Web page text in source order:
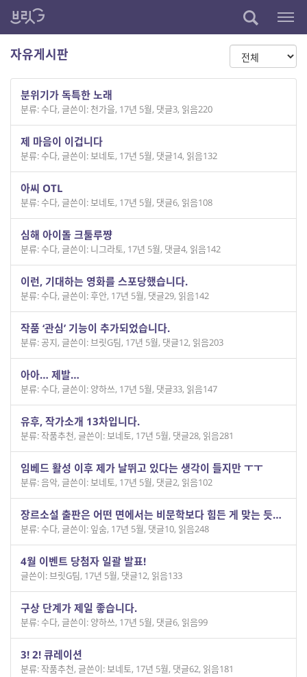
자유게시판
분위기가 독특한 노래
분류: 수다, 글쓴이: 천가을, 17년 5월, 댓글3, 읽음220
제 마음이 이겁니다
분류: 수다, 글쓴이: 보네토, 17년 5월, 댓글14, 읽음132
아씨 OTL
분류: 수다, 글쓴이: 보네토, 17년 5월, 댓글6, 읽음108
심해 아이돌 크툴루쨩
분류: 수다, 글쓴이: 니그라토, 17년 5월, 댓글4, 읽음142
이런, 기대하는 영화를 스포당했습니다.
분류: 수다, 글쓴이: 후안, 17년 5월, 댓글29, 읽음142
작품 ‘관심’ 기능이 추가되었습니다.
분류: 공지, 글쓴이: 브릿G팀, 17년 5월, 댓글12, 읽음203
아아… 제발…
분류: 수다, 글쓴이: 양하쓰, 17년 5월, 댓글33, 읽음147
유후, 작가소개 13차입니다.
분류: 작품추천, 글쓴이: 보네토, 17년 5월, 댓글28, 읽음281
임베드 활성 이후 제가 날뛰고 있다는 생각이 들지만 ㅜㅜ
분류: 음악, 글쓴이: 보네토, 17년 5월, 댓글2, 읽음102
장르소설 출판은 어떤 면에서는 비문학보다 힘든 게 맞는 듯…
분류: 수다, 글쓴이: 잎숨, 17년 5월, 댓글10, 읽음248
4월 이벤트 당첨자 일괄 발표!
글쓴이: 브릿G팀, 17년 5월, 댓글12, 읽음133
구상 단계가 제일 좋습니다.
분류: 수다, 글쓴이: 양하쓰, 17년 5월, 댓글6, 읽음99
3! 2! 큐레이션
분류: 작품추천, 글쓴이: 보네토, 17년 5월, 댓글62, 읽음181